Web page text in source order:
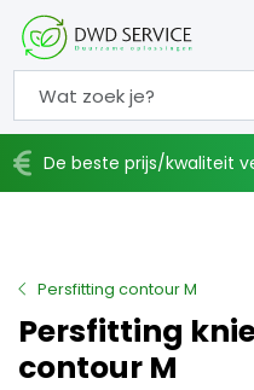
De beste prijs/kwaliteit
Persfitting contour M
Persfitting
contour M